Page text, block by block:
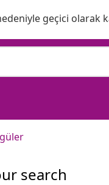
geçici olarak
search